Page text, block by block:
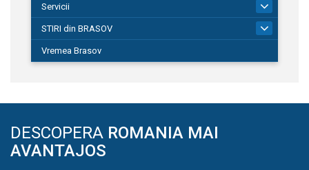
Servicii
STIRI din BRASOV
Vremea Brasov
DESCOPERA ROMANIA MAI
AVANTAJOS